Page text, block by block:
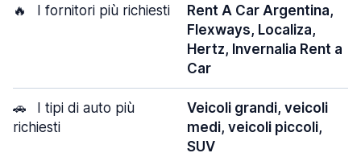
🔥 I fornitori più richiesti
Rent A Car Argentina,
Flexways, Localiza,
Hertz, Invernalia Rent a
Car
🚗
I tipi di auto più
richiesti
Veicoli grandi, veicoli
medi, veicoli piccoli,
SUV